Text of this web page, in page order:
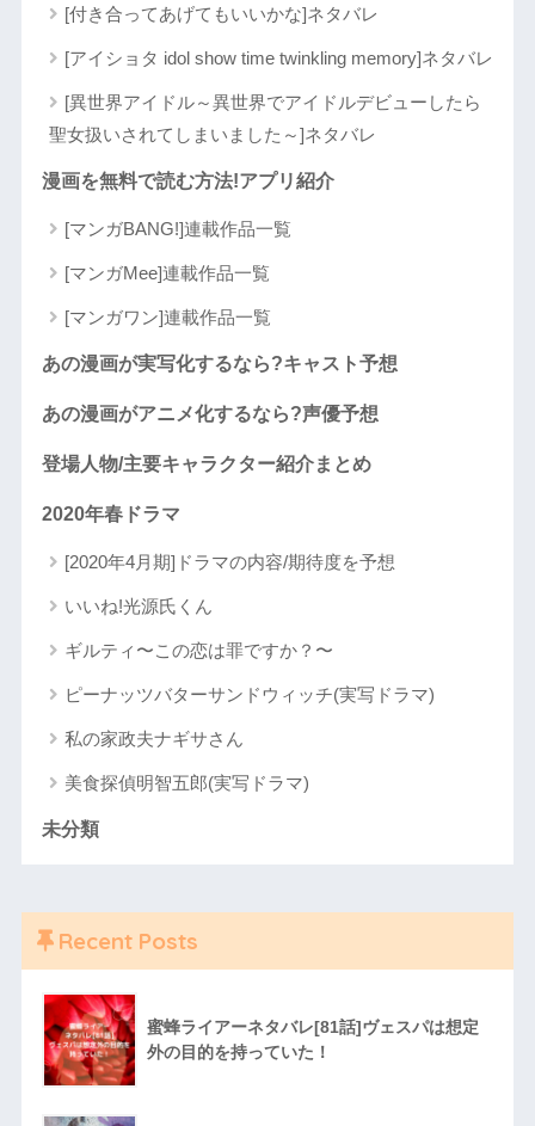
[付き合ってあげてもいいかな]ネタバレ
[アイショタ idol show time twinkling memory]ネタバレ
[異世界アイドル～異世界でアイドルデビューしたら
聖女扱いされてしまいました～]ネタバレ
漫画を無料で読む方法!アプリ紹介
[マンガBANG!]連載作品一覧
[マンガMee]連載作品一覧
[マンガワン]連載作品一覧
あの漫画が実写化するなら?キャスト予想
あの漫画がアニメ化するなら?声優予想
登場人物/主要キャラクター紹介まとめ
2020年春ドラマ
[2020年4月期]ドラマの内容/期待度を予想
いいね!光源氏くん
ギルティ〜この恋は罪ですか？〜
ピーナッツバターサンドウィッチ(実写ドラマ)
私の家政夫ナギサさん
美食探偵明智五郎(実写ドラマ)
未分類
Recent Posts
蜜蜂ライアーネタバレ[81話]ヴェスパは想定
外の目的を持っていた！